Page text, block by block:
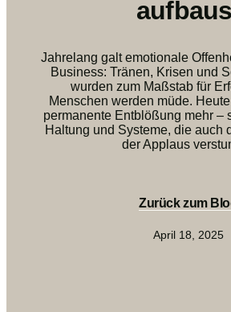
Jahrelang galt emotionale
Business: Tränen, Krisen und
wurden zum Maßstab für
Menschen werden müde.
permanente Entblößung mehr –
Haltung und Systeme, die auch
der Applaus
Zurück zum
April 18, 2025